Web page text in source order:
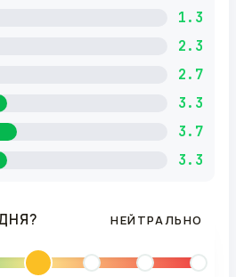
1.3
2.3
2.7
3.3
3.7
3.3
НЕЙТРАЛЬНО